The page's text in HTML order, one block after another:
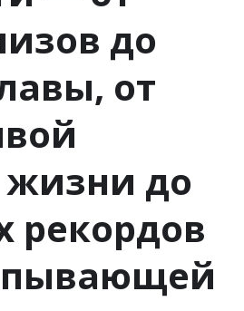
до
от
до
рекордов